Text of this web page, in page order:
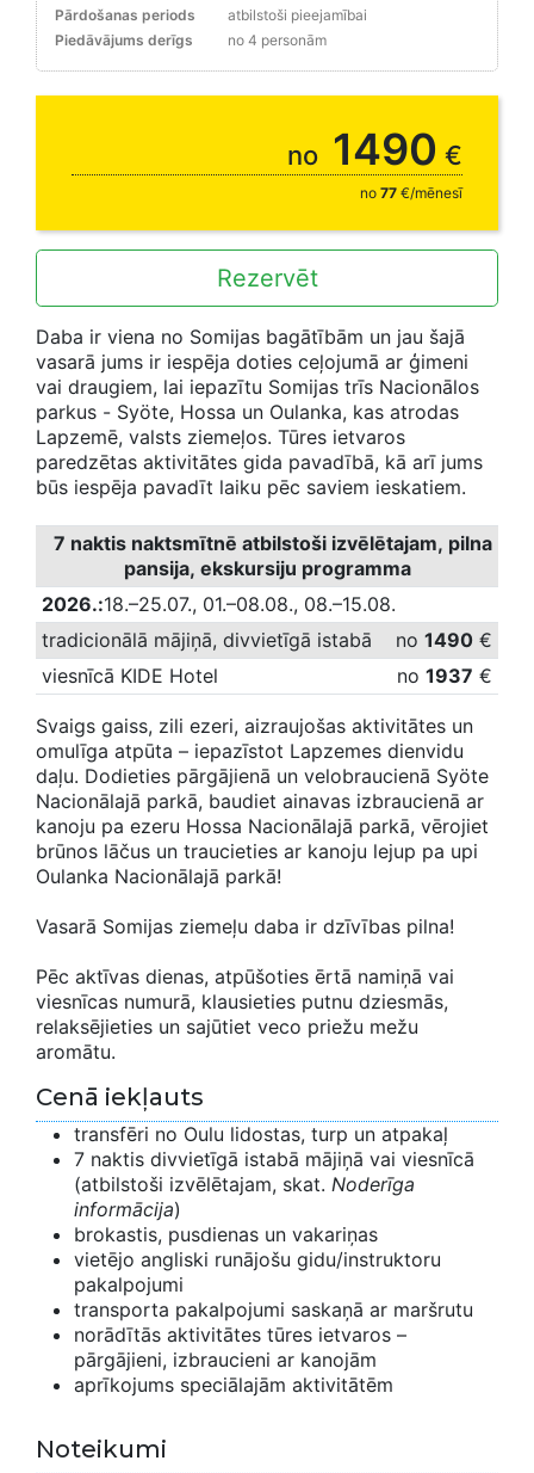
Pārdošanas periods
atbilstoši pieejamībai
Piedāvājums derīgs
no 4 personām
no 1490 €
no 77 €/mēnesī
Rezervēt
Daba ir viena no Somijas bagātībām un jau šajā
vasarā jums ir iespēja doties ceļojumā ar ģimeni
vai draugiem, lai iepazītu Somijas trīs Nacionālos
parkus - Syöte, Hossa un Oulanka, kas atrodas
Lapzemē, valsts ziemeļos. Tūres ietvaros
paredzētas aktivitātes gida pavadībā, kā arī jums
būs iespēja pavadīt laiku pēc saviem ieskatiem.
7 naktis naktsmītnē atbilstoši izvēlētajam, pilna
pansija, ekskursiju programma
2026.:18.–25.07., 01.–08.08., 08.–15.08.
tradicionālā mājiņā, divvietīgā istabā
no1490 €
viesnīcā KIDE Hotel
no1937 €
Svaigs gaiss, zili ezeri, aizraujošas aktivitātes un
omulīga atpūta – iepazīstot Lapzemes dienvidu
daļu. Dodieties pārgājienā un velobraucienā Syöte
Nacionālajā parkā, baudiet ainavas izbraucienā ar
kanoju pa ezeru Hossa Nacionālajā parkā, vērojiet
brūnos lāčus un traucieties ar kanoju lejup pa upi
Oulanka Nacionālajā parkā!
Vasarā Somijas ziemeļu daba ir dzīvības pilna!
Pēc aktīvas dienas, atpūšoties ērtā namiņā vai
viesnīcas numurā, klausieties putnu dziesmās,
relaksējieties un sajūtiet veco priežu mežu
aromātu.
Cenā iekļauts
transfēri no Oulu lidostas, turp un atpakaļ
7 naktis divvietīgā istabā mājiņā vai viesnīcā
(atbilstoši izvēlētajam, skat. Noderīga
informācija)
brokastis, pusdienas un vakariņas
vietējo angliski runājošu gidu/instruktoru
pakalpojumi
transporta pakalpojumi saskaņā ar maršrutu
norādītās aktivitātes tūres ietvaros –
pārgājieni, izbraucieni ar kanojām
aprīkojums speciālajām aktivitātēm
Noteikumi